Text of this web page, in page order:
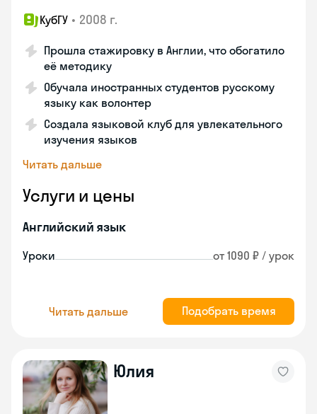
КубГУ • 2008 г.
Прошла стажировку в Англии, что обогатило
её методику
Обучала иностранных студентов русскому
языку как волонтер
Создала языковой клуб для увлекательного
изучения языков
Читать дальше
Услуги и цены
Английский язык
Уроки от 1090 ₽ / урок
Читать дальше Подобрать время
Юлия